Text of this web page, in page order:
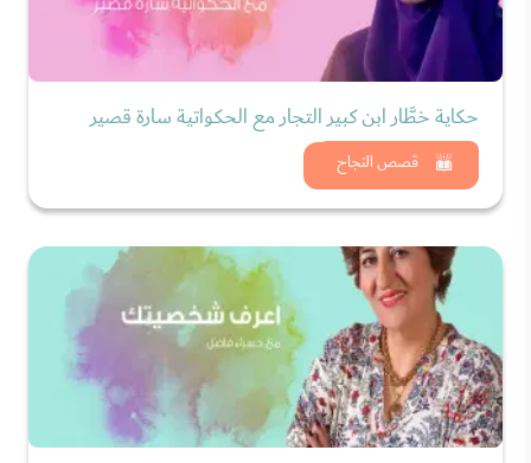
قصص النجاح
حكاية خطَّار ابن كبير التجار مع الحكواتية سارة قصير
شاهد الان